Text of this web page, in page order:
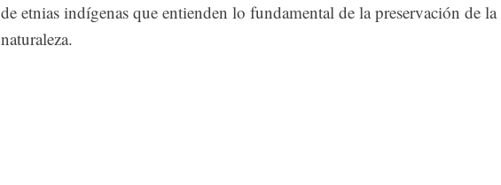
de etnias indígenas que entienden lo fundamental de la preservación de la
naturaleza.